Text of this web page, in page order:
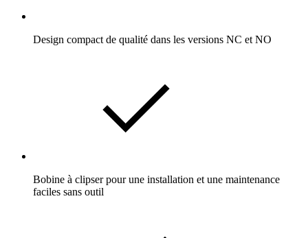
Design compact de qualité dans les versions NC et NO
Bobine à clipser pour une installation et une maintenance
faciles sans outil